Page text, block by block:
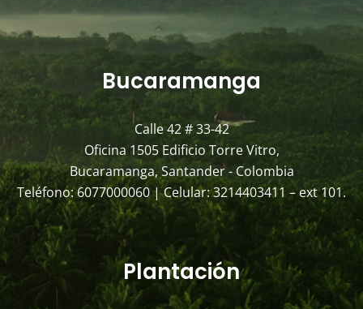
Bucaramanga
Calle 42 # 33-42
Oficina 1505 Edificio Torre Vitro,
Bucaramanga, Santander - Colombia
Teléfono: 6077000060 | Celular: 3214403411 – ext 101.
Plantación